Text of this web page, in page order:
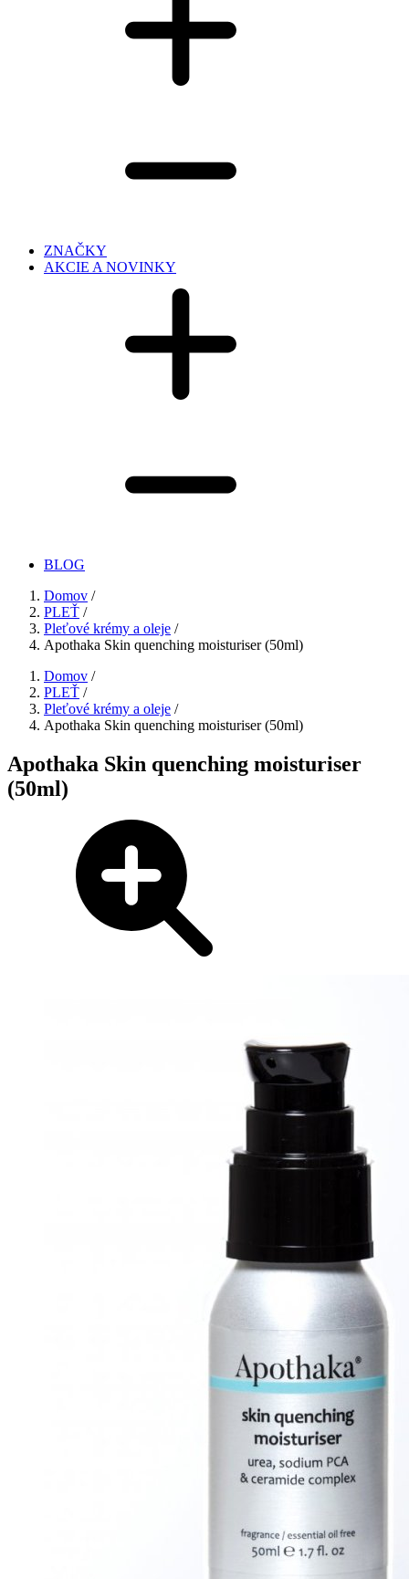
ZNAČKY
AKCIE A NOVINKY
BLOG
Domov /
PLEŤ /
Pleťové krémy a oleje /
Apothaka Skin quenching moisturiser (50ml)
Domov /
PLEŤ /
Pleťové krémy a oleje /
Apothaka Skin quenching moisturiser (50ml)
Apothaka Skin quenching moisturiser
(50ml)